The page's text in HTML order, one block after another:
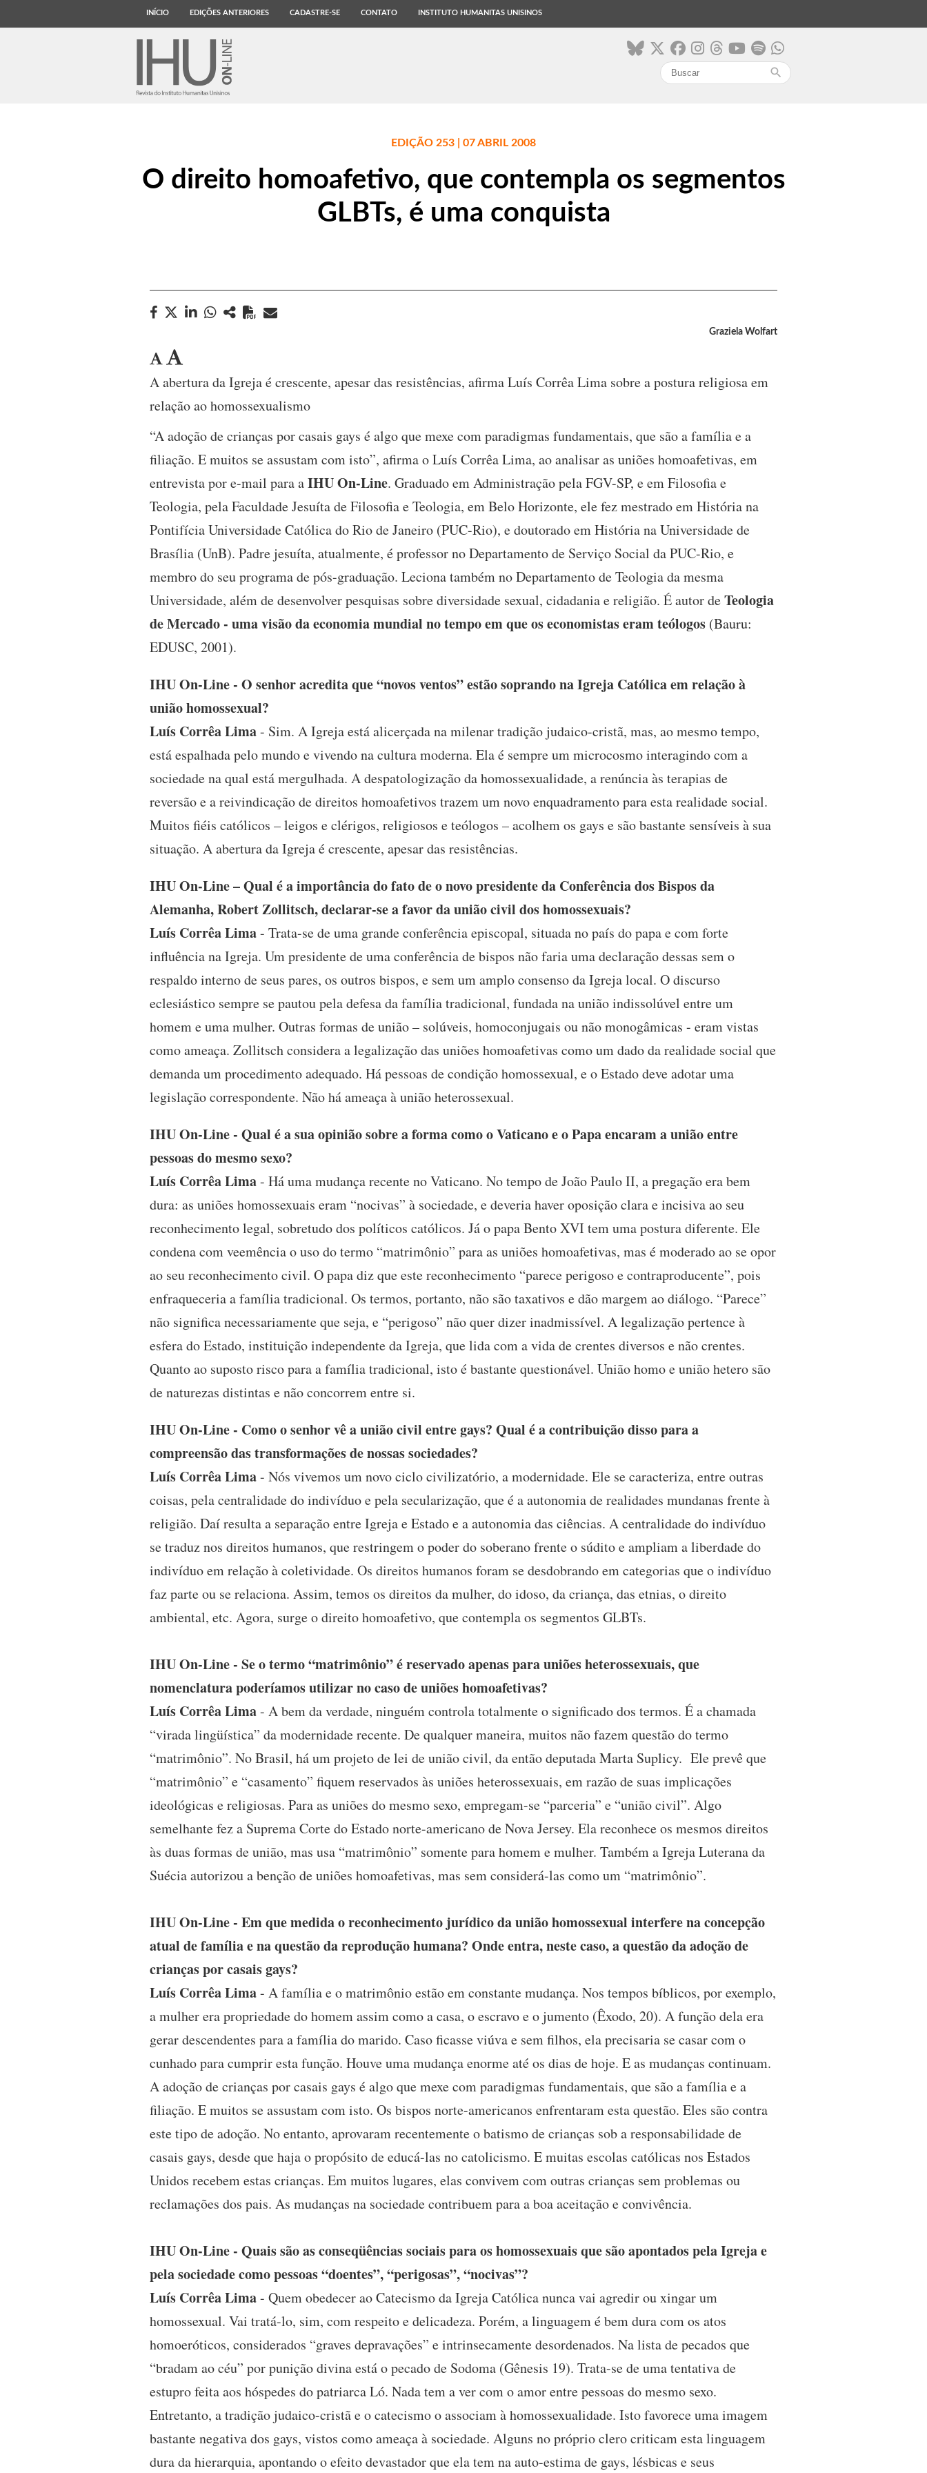
INÍCIO EDIÇÕES ANTERIORES CADASTRE-SE CONTATO INSTITUTO HUMANITAS UNISINOS
search
EDIÇÃO 253 | 07 ABRIL 2008
O direito homoafetivo, que contempla os segmentos
GLBTs, é uma conquista
Graziela Wolfart
A abertura da Igreja é crescente, apesar das resistências, afirma Luís Corrêa Lima sobre a postura religiosa em
relação ao homossexualismo
“A adoção de crianças por casais gays é algo que mexe com paradigmas fundamentais, que são a família e a
filiação. E muitos se assustam com isto”, afirma o Luís Corrêa Lima, ao analisar as uniões homoafetivas, em
entrevista por e-mail para aIHU On-Line. Graduado em Administração pela FGV-SP, e em Filosofia e
Teologia, pela Faculdade Jesuíta de Filosofia e Teologia, em Belo Horizonte, ele fez mestrado em História na
Pontifícia Universidade Católica do Rio de Janeiro (PUC-Rio), e doutorado em História na Universidade de
Brasília (UnB). Padre jesuíta, atualmente, é professor no Departamento de Serviço Social da PUC-Rio, e
membro do seu programa de pós-graduação. Leciona também no Departamento de Teologia da mesma
Universidade, além de desenvolver pesquisas sobre diversidade sexual, cidadania e religião. É autor deTeologia
de Mercado - uma visão da economia mundial no tempo em que os economistas eram teólogos (Bauru:
EDUSC, 2001).
IHU On-Line - O senhor acredita que “novos ventos” estão soprando na Igreja Católica em relação à
união homossexual?
Luís Corrêa Lima- Sim. A Igreja está alicerçada na milenar tradição judaico-cristã, mas, ao mesmo tempo,
está espalhada pelo mundo e vivendo na cultura moderna. Ela é sempre um microcosmo interagindo com a
sociedade na qual está mergulhada. A despatologização da homossexualidade, a renúncia às terapias de
reversão e a reivindicação de direitos homoafetivos trazem um novo enquadramento para esta realidade social.
Muitos fiéis católicos – leigos e clérigos, religiosos e teólogos – acolhem os gays e são bastante sensíveis à sua
situação. A abertura da Igreja é crescente, apesar das resistências.
IHU On-Line – Qual é a importância do fato de o novo presidente da Conferência dos Bispos da
Alemanha, Robert Zollitsch, declarar-se a favor da união civil dos homossexuais?
Luís Corrêa Lima- Trata-se de uma grande conferência episcopal, situada no país do papa e com forte
influência na Igreja. Um presidente de uma conferência de bispos não faria uma declaração dessas sem o
respaldo interno de seus pares, os outros bispos, e sem um amplo consenso da Igreja local. O discurso
eclesiástico sempre se pautou pela defesa da família tradicional, fundada na união indissolúvel entre um
homem e uma mulher. Outras formas de união – solúveis, homoconjugais ou não monogâmicas - eram vistas
como ameaça. Zollitsch considera a legalização das uniões homoafetivas como um dado da realidade social que
demanda um procedimento adequado. Há pessoas de condição homossexual, e o Estado deve adotar uma
legislação correspondente. Não há ameaça à união heterossexual.
IHU On-Line - Qual é a sua opinião sobre a forma como o Vaticano e o Papa encaram a união entre
pessoas do mesmo sexo?
Luís Corrêa Lima- Há uma mudança recente no Vaticano. No tempo de João Paulo II, a pregação era bem
dura: as uniões homossexuais eram “nocivas” à sociedade, e deveria haver oposição clara e incisiva ao seu
reconhecimento legal, sobretudo dos políticos católicos. Já o papa Bento XVI tem uma postura diferente. Ele
condena com veemência o uso do termo “matrimônio” para as uniões homoafetivas, mas é moderado ao se opor
ao seu reconhecimento civil. O papa diz que este reconhecimento “parece perigoso e contraproducente”, pois
enfraqueceria a família tradicional. Os termos, portanto, não são taxativos e dão margem ao diálogo. “Parece”
não significa necessariamente que seja, e “perigoso” não quer dizer inadmissível. A legalização pertence à
esfera do Estado, instituição independente da Igreja, que lida com a vida de crentes diversos e não crentes.
Quanto ao suposto risco para a família tradicional, isto é bastante questionável. União homo e união hetero são
de naturezas distintas e não concorrem entre si.
IHU On-Line - Como o senhor vê a união civil entre gays? Qual é a contribuição disso para a
compreensão das transformações de nossas sociedades?
Luís Corrêa Lima- Nós vivemos um novo ciclo civilizatório, a modernidade. Ele se caracteriza, entre outras
coisas, pela centralidade do indivíduo e pela secularização, que é a autonomia de realidades mundanas frente à
religião. Daí resulta a separação entre Igreja e Estado e a autonomia das ciências. A centralidade do indivíduo
se traduz nos direitos humanos, que restringem o poder do soberano frente o súdito e ampliam a liberdade do
indivíduo em relação à coletividade. Os direitos humanos foram se desdobrando em categorias que o indivíduo
faz parte ou se relaciona. Assim, temos os direitos da mulher, do idoso, da criança, das etnias, o direito
ambiental, etc. Agora, surge o direito homoafetivo, que contempla os segmentos GLBTs.
IHU On-Line - Se o termo “matrimônio” é reservado apenas para uniões heterossexuais, que
nomenclatura poderíamos utilizar no caso de uniões homoafetivas?
Luís Corrêa Lima- A bem da verdade, ninguém controla totalmente o significado dos termos. É a chamada
“virada lingüística” da modernidade recente. De qualquer maneira, muitos não fazem questão do termo
“matrimônio”. No Brasil, há um projeto de lei de união civil, da então deputada Marta Suplicy. Ele prevê que
“matrimônio” e “casamento” fiquem reservados às uniões heterossexuais, em razão de suas implicações
ideológicas e religiosas. Para as uniões do mesmo sexo, empregam-se “parceria” e “união civil”. Algo
semelhante fez a Suprema Corte do Estado norte-americano de Nova Jersey. Ela reconhece os mesmos direitos
às duas formas de união, mas usa “matrimônio” somente para homem e mulher. Também a Igreja Luterana da
Suécia autorizou a benção de uniões homoafetivas, mas sem considerá-las como um “matrimônio”.
IHU On-Line - Em que medida o reconhecimento jurídico da união homossexual interfere na concepção
atual de família e na questão da reprodução humana? Onde entra, neste caso, a questão da adoção de
crianças por casais gays?
Luís Corrêa Lima- A família e o matrimônio estão em constante mudança. Nos tempos bíblicos, por exemplo,
a mulher era propriedade do homem assim como a casa, o escravo e o jumento (Êxodo, 20). A função dela era
gerar descendentes para a família do marido. Caso ficasse viúva e sem filhos, ela precisaria se casar com o
cunhado para cumprir esta função. Houve uma mudança enorme até os dias de hoje. E as mudanças continuam.
A adoção de crianças por casais gays é algo que mexe com paradigmas fundamentais, que são a família e a
filiação. E muitos se assustam com isto. Os bispos norte-americanos enfrentaram esta questão. Eles são contra
este tipo de adoção. No entanto, aprovaram recentemente o batismo de crianças sob a responsabilidade de
casais gays, desde que haja o propósito de educá-las no catolicismo. E muitas escolas católicas nos Estados
Unidos recebem estas crianças. Em muitos lugares, elas convivem com outras crianças sem problemas ou
reclamações dos pais. As mudanças na sociedade contribuem para a boa aceitação e convivência.
IHU On-Line - Quais são as conseqüências sociais para os homossexuais que são apontados pela Igreja e
pela sociedade como pessoas “doentes”, “perigosas”, “nocivas”?
Luís Corrêa Lima- Quem obedecer ao Catecismo da Igreja Católica nunca vai agredir ou xingar um
homossexual. Vai tratá-lo, sim, com respeito e delicadeza. Porém, a linguagem é bem dura com os atos
homoeróticos, considerados “graves depravações” e intrinsecamente desordenados. Na lista de pecados que
“bradam ao céu” por punição divina está o pecado de Sodoma (Gênesis 19). Trata-se de uma tentativa de
estupro feita aos hóspedes do patriarca Ló. Nada tem a ver com o amor entre pessoas do mesmo sexo.
Entretanto, a tradição judaico-cristã e o catecismo o associam à homossexualidade. Isto favorece uma imagem
bastante negativa dos gays, vistos como ameaça à sociedade. Alguns no próprio clero criticam esta linguagem
dura da hierarquia, apontando o efeito devastador que ela tem na auto-estima de gays, lésbicas e seus